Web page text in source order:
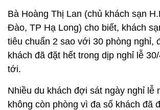
Bà Hoàng Thị Lan (chủ khách sạn
Đào, TP Hạ Long) cho biết, khách
tiêu chuẩn 2 sao với 30 phòng nghỉ,
khách đã đặt hết trong dịp nghỉ lễ
tới.
Nhiều du khách đợi sát ngày nghỉ lễ
không còn phòng vì đa số khách đã